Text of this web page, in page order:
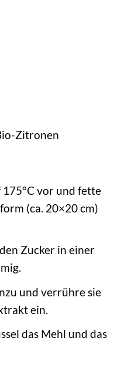
Zitronen
175°C vor und fette
(ca. 20×20 cm)
Zucker in einer
und verrühre sie
ein.
das Mehl und das